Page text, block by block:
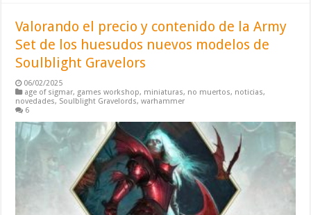
Valorando el precio y contenido de la Army
Set de los huesudos nuevos modelos de
Soulblight Gravelors
06/02/2025
age of sigmar, games workshop, miniaturas, no muertos, noticias,
novedades, Soulblight Gravelords,warhammer
6